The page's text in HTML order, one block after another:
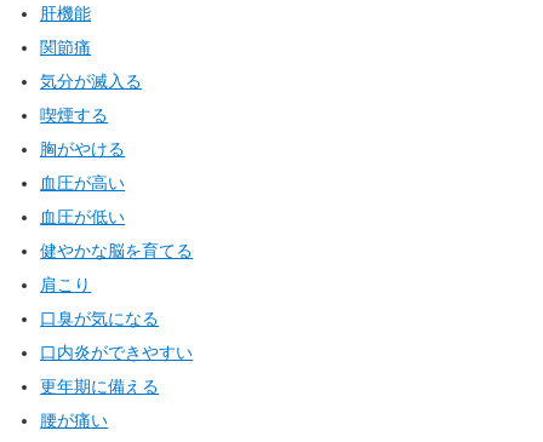
肝機能
関節痛
気分が滅入る
喫煙する
胸がやける
血圧が高い
血圧が低い
健やかな脳を育てる
肩こり
口臭が気になる
口内炎ができやすい
更年期に備える
腰が痛い